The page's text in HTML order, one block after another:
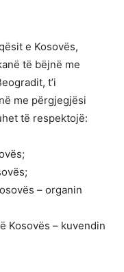
e Kosovës,
të bëjnë me
t’i
me përgjegjësi
të respektojë:
– organin
Kosovës – kuvendin